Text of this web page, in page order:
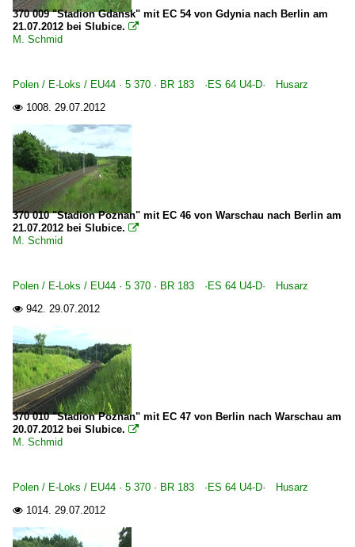
370 009 "Stadion Gdansk" mit EC 54 von Gdynia nach Berlin am
21.07.2012 bei Slubice. 
M. Schmid
Polen / E-Loks / EU44 · 5 370 · BR 183 ·ES 64 U4-D· Husarz
 1008. 29.07.2012
370 010 "Stadion Poznan" mit EC 46 von Warschau nach Berlin am
21.07.2012 bei Slubice. 
M. Schmid
Polen / E-Loks / EU44 · 5 370 · BR 183 ·ES 64 U4-D· Husarz
 942. 29.07.2012
370 010 "Stadion Poznan" mit EC 47 von Berlin nach Warschau am
20.07.2012 bei Slubice. 
M. Schmid
Polen / E-Loks / EU44 · 5 370 · BR 183 ·ES 64 U4-D· Husarz
 1014. 29.07.2012